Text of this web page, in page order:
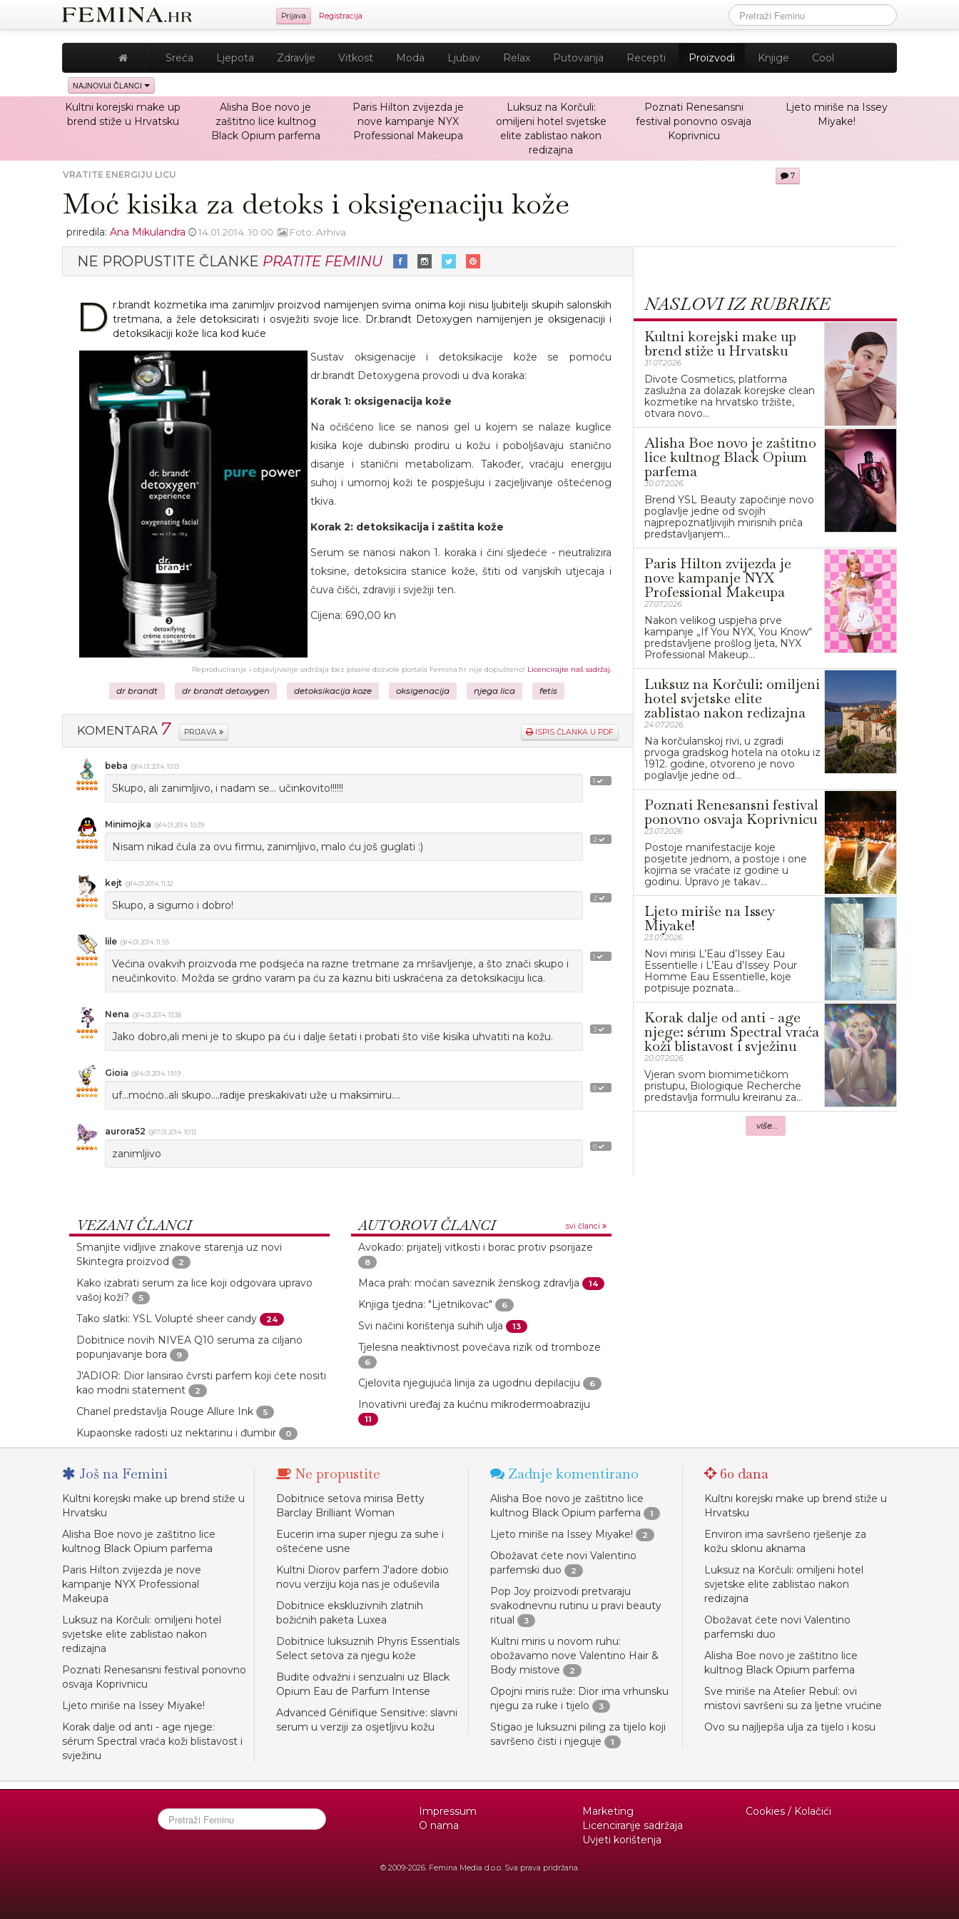
Prijava Registracija
Sreća Ljepota Zdravlje Vitkost Moda Ljubav Relax Putovanja Recepti Proizvodi Knjige Cool
NAJNOVIJI ČLANCI
Kultni korejski make up
brend stiže u Hrvatsku
Alisha Boe novo je
zaštitno lice kultnog
Black Opium parfema
Paris Hilton zvijezda je
nove kampanje NYX
Professional Makeupa
Luksuz na Korčuli:
omiljeni hotel svjetske
elite zablistao nakon
redizajna
Poznati Renesansni
festival ponovno osvaja
Koprivnicu
Ljeto miriše na Issey
Miyake!
VRATITE ENERGIJU LICU
Moć kisika za detoks i oksigenaciju kože
7
priredila: Ana Mikulandra 14.01.2014. 10:00 Foto: Arhiva
NE PROPUSTITE ČLANKE PRATITE FEMINU
D r.brandt kozmetika ima zanimljiv proizvod namijenjen svima onima koji nisu ljubitelji skupih salonskih
tretmana, a žele detoksicirati i osvježiti svoje lice. Dr.brandt Detoxygen namijenjen je oksigenaciji i
detoksikaciji kože lica kod kuće
Sustav oksigenacije i detoksikacije kože se pomoću
dr.brandt Detoxygena provodi u dva koraka:
Korak 1: oksigenacija kože
Na očišćeno lice se nanosi gel u kojem se nalaze kuglice
kisika koje dubinski prodiru u kožu i poboljšavaju stanično
disanje i stanični metabolizam. Također, vraćaju energiju
suhoj i umornoj koži te pospješuju i zacjeljivanje oštećenog
tkiva.
Korak 2: detoksikacija i zaštita kože
Serum se nanosi nakon 1. koraka i čini sljedeće - neutralizira
toksine, detoksicira stanice kože, štiti od vanjskih utjecaja i
čuva čišći, zdraviji i svježiji ten.
Cijena: 690,00 kn
Reproduciranje i objavljivanje sadržaja bez pisane dozvole portala Femina.hr nije dopušteno! Licencirajte naš sadržaj.
dr brandt dr brandt detoxygen detoksikacija koze oksigenacija njega lica fetis
KOMENTARA 7 PRIJAVA ISPIS ČLANKA U PDF
1
beba @14.01.2014. 10:13
Skupo, ali zanimljivo, i nadam se... učinkovito!!!!!!
2
Minimojka @14.01.2014. 10:39
Nisam nikad čula za ovu firmu, zanimljivo, malo ću još guglati :)
2
kejt @14.01.2014. 11:32
Skupo, a sigurno i dobro!
1
lile @14.01.2014. 11:55
Većina ovakvih proizvoda me podsjeća na razne tretmane za mršavljenje, a što znači skupo i
neučinkovito. Možda se grdno varam pa ću za kaznu biti uskraćena za detoksikaciju lica.
3
Nena @14.01.2014. 13:38
Jako dobro,ali meni je to skupo pa ću i dalje šetati i probati što više kisika uhvatiti na kožu.
0
Gioia @14.01.2014. 19:19
uf...moćno..ali skupo....radije preskakivati uže u maksimiru....
0
aurora52 @17.01.2014. 10:12
zanimljivo
VEZANI ČLANCI
Smanjite vidljive znakove starenja uz novi
Skintegra proizvod
2
Kako izabrati serum za lice koji odgovara upravo
vašoj koži?
5
Tako slatki: YSL Volupté sheer candy 24
Dobitnice novih NIVEA Q10 seruma za ciljano
popunjavanje bora
9
J'ADIOR: Dior lansirao čvrsti parfem koji ćete nositi
kao modni statement
2
Chanel predstavlja Rouge Allure Ink 5
Kupaonske radosti uz nektarinu i đumbir 0
AUTOROVI ČLANCI svi članci
Avokado: prijatelj vitkosti i borac protiv psorijaze
8
Maca prah: moćan saveznik ženskog zdravlja 14
Knjiga tjedna: "Ljetnikovac" 6
Svi načini korištenja suhih ulja 13
Tjelesna neaktivnost povećava rizik od tromboze
6
Cjelovita njegujuća linija za ugodnu depilaciju 6
Inovativni uređaj za kućnu mikrodermoabraziju
11
NASLOVI IZ RUBRIKE
Kultni korejski make up
brend stiže u Hrvatsku
31.07.2026.
Divote Cosmetics, platforma
zaslužna za dolazak korejske clean
kozmetike na hrvatsko tržište,
otvara novo...
Alisha Boe novo je zaštitno
lice kultnog Black Opium
parfema
30.07.2026.
Brend YSL Beauty započinje novo
poglavlje jedne od svojih
najprepoznatljivijih mirisnih priča
predstavljanjem...
Paris Hilton zvijezda je
nove kampanje NYX
Professional Makeupa
27.07.2026.
Nakon velikog uspjeha prve
kampanje „If You NYX, You Know“
predstavljene prošlog ljeta, NYX
Professional Makeup...
Luksuz na Korčuli: omiljeni
hotel svjetske elite
zablistao nakon redizajna
24.07.2026.
Na korčulanskoj rivi, u zgradi
prvoga gradskog hotela na otoku iz
1912. godine, otvoreno je novo
poglavlje jedne od...
Poznati Renesansni festival
ponovno osvaja Koprivnicu
23.07.2026.
Postoje manifestacije koje
posjetite jednom, a postoje i one
kojima se vraćate iz godine u
godinu. Upravo je takav...
Ljeto miriše na Issey
Miyake!
23.07.2026.
Novi mirisi L’Eau d’Issey Eau
Essentielle i L’Eau d’Issey Pour
Homme Eau Essentielle, koje
potpisuje poznata...
Korak dalje od anti - age
njege: sérum Spectral vraća
koži blistavost i svježinu
20.07.2026.
Vjeran svom biomimetičkom
pristupu, Biologique Recherche
predstavlja formulu kreiranu za...
više...
Još na Femini
Kultni korejski make up brend stiže u
Hrvatsku
Alisha Boe novo je zaštitno lice
kultnog Black Opium parfema
Paris Hilton zvijezda je nove
kampanje NYX Professional
Makeupa
Luksuz na Korčuli: omiljeni hotel
svjetske elite zablistao nakon
redizajna
Poznati Renesansni festival ponovno
osvaja Koprivnicu
Ljeto miriše na Issey Miyake!
Korak dalje od anti - age njege:
sérum Spectral vraća koži blistavost i
svježinu
Ne propustite
Dobitnice setova mirisa Betty
Barclay Brilliant Woman
Eucerin ima super njegu za suhe i
oštećene usne
Kultni Diorov parfem J'adore dobio
novu verziju koja nas je oduševila
Dobitnice ekskluzivnih zlatnih
božićnih paketa Luxea
Dobitnice luksuznih Phyris Essentials
Select setova za njegu kože
Budite odvažni i senzualni uz Black
Opium Eau de Parfum Intense
Advanced Génifique Sensitive: slavni
serum u verziji za osjetljivu kožu
Zadnje komentirano
Alisha Boe novo je zaštitno lice
kultnog Black Opium parfema
1
Ljeto miriše na Issey Miyake! 2
Obožavat ćete novi Valentino
parfemski duo
2
Pop Joy proizvodi pretvaraju
svakodnevnu rutinu u pravi beauty
ritual
3
Kultni miris u novom ruhu:
obožavamo nove Valentino Hair &
Body mistove
2
Opojni miris ruže: Dior ima vrhunsku
njegu za ruke i tijelo
3
Stigao je luksuzni piling za tijelo koji
savršeno čisti i njeguje
1
60 dana
Kultni korejski make up brend stiže u
Hrvatsku
Environ ima savršeno rješenje za
kožu sklonu aknama
Luksuz na Korčuli: omiljeni hotel
svjetske elite zablistao nakon
redizajna
Obožavat ćete novi Valentino
parfemski duo
Alisha Boe novo je zaštitno lice
kultnog Black Opium parfema
Sve miriše na Atelier Rebul: ovi
mistovi savršeni su za ljetne vrućine
Ovo su najljepša ulja za tijelo i kosu
Impressum
O nama
Marketing
Licenciranje sadržaja
Uvjeti korištenja
Cookies / Kolačići
© 2009-2026. Femina Media d.o.o. Sva prava pridržana.